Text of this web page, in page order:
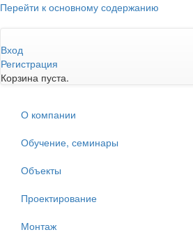
Перейти к основному содержанию
Вход
Регистрация
Корзина пуста.
О компании
Обучение, семинары
Объекты
Проектирование
Монтаж